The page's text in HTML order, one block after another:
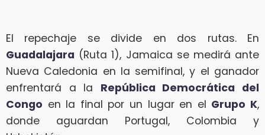
El repechaje se divide en dos rutas. En
Guadalajara (Ruta 1), Jamaica se medirá ante
Nueva Caledonia en la semifinal, y el ganador
enfrentará a la República Democrática del
Congo en la final por un lugar en el Grupo K,
donde aguardan Portugal, Colombia y